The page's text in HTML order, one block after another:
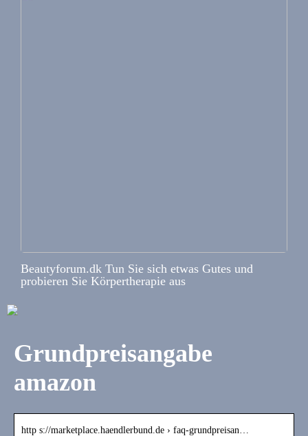
Beautyforum.dk Tun Sie sich etwas Gutes und
probieren Sie Körpertherapie aus
Grundpreisangabe
amazon
http s://marketplace.haendlerbund.de › faq-grundpreisan…